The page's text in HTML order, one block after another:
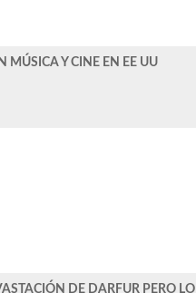
MÚSICA Y CINE EN EE UU
DE DARFUR PERO LO